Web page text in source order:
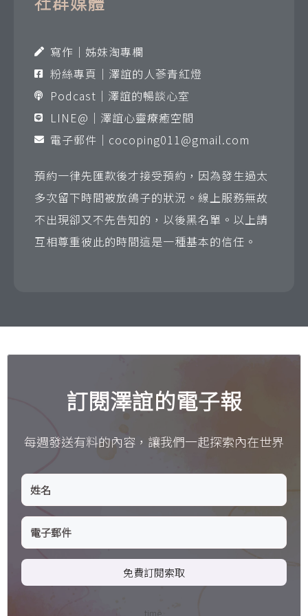
寫作｜姊妹淘專欄
粉絲專頁｜澤誼的人蔘青紅燈
Podcast｜澤誼的暢談心室
LINE@｜澤誼心靈療癒空間
電子郵件｜ cocoping011@gmail.com
預約一律先匯款後才接受預約，因為發生過太
多次留下時間被放鴿子的狀況。線上服務無故
不出現卻又不先告知的，以後黑名單。以上請
互相尊重彼此的時間這是一種基本的信任。
訂閱澤誼的電子報
每週發送有料的內容，讓我們一起探索內在世界
免費訂閱索取
time.